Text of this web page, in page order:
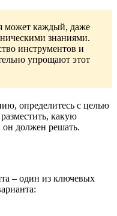
может каждый, даже
знаниями.
инструментов и
упрощают этот
определитесь с целью
какую
он должен решать.
– один из ключевых